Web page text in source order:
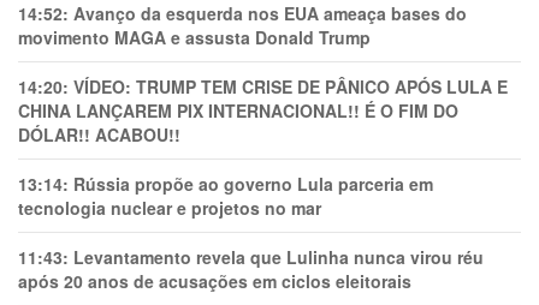
14:52: Avanço da esquerda nos EUA ameaça bases do
movimento MAGA e assusta Donald Trump
14:20: VÍDEO: TRUMP TEM CRlSE DE PÂNlCO APÓS LULA E
CHINA LANÇAREM PIX INTERNACIONAL!! É O FIM DO
DÓLAR!! ACABOU!!
13:14: Rússia propõe ao governo Lula parceria em
tecnologia nuclear e projetos no mar
11:43: Levantamento revela que Lulinha nunca virou réu
após 20 anos de acusações em ciclos eleitorais